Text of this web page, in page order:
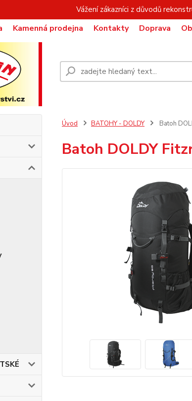
Vážení zákazníci z důvodů
Kamenná prodejna Kontakty Doprava
Úvod BATOHY - DOLDY Batoh
Batoh DOLDY